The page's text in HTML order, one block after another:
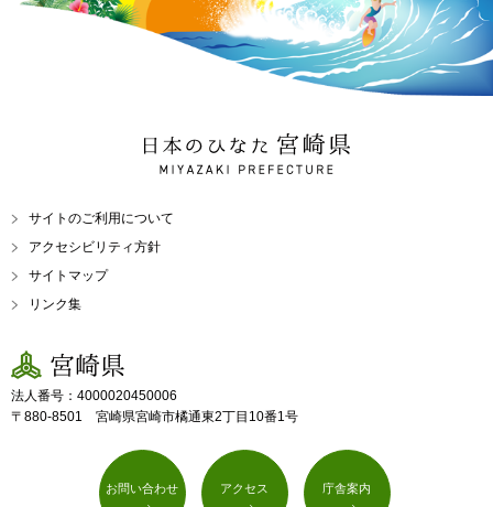
日本のひなた 宮崎県
MIYAZAKI PREFECTURE
サイトのご利用について
アクセシビリティ方針
サイトマップ
リンク集
宮崎県
法人番号：4000020450006
〒880-8501 宮崎県宮崎市橘通東2丁目10番1号
お問い合わせ アクセス 庁舎案内